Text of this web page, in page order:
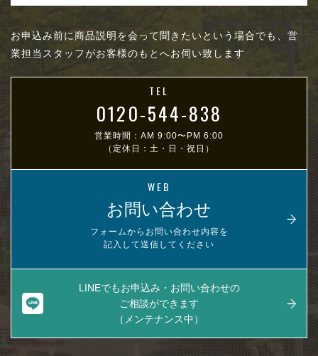
お申込み前に商品説明を会って聞きたいという場合でも、営
業担当スタッフがお客様のもとへお伺い致します
TEL
0120-544-838
営業時間：AM 9:00〜PM 6:00
（定休日：土・日・祝日）
WEB
お問い合わせ
フォームからお問い合わせ内容を
記入して送信してください
LINEでもお申込み・お問い合わせの
ご相談ができます
（メンテナンス中）